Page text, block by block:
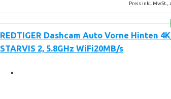
Preis inkl. MwSt.,
REDTIGER Dashcam Auto Vorne Hinten
STARVIS 2, 5.8GHz WiFi20MB/s